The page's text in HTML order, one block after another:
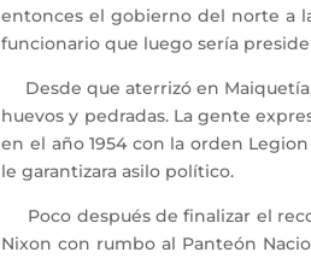
entonces el gobierno del norte a
funcionario que luego sería
Desde que aterrizó en
huevos y pedradas. La gente
en el año 1954 con la orden
le garantizara asilo político.
Poco después de finalizar el
Nixon con rumbo al Panteón